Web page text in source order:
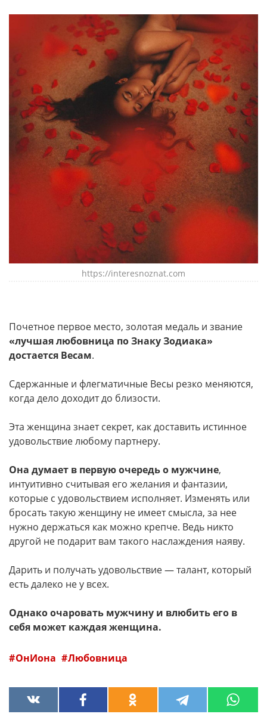
https://interesnoznat.com
Почетное первое место, золотая медаль и звание
«лучшая любовница по Знаку Зодиака»
достается Весам.
Сдержанные и флегматичные Весы резко меняются,
когда дело доходит до близости.
Эта женщина знает секрет, как доставить истинное
удовольствие любому партнеру.
Она думает в первую очередь о мужчине,
интуитивно считывая его желания и фантазии,
которые с удовольствием исполняет. Изменять или
бросать такую женщину не имеет смысла, за нее
нужно держаться как можно крепче. Ведь никто
другой не подарит вам такого наслаждения наяву.
Дарить и получать удовольствие — талант, который
есть далеко не у всех.
Однако очаровать мужчину и влюбить его в
себя может каждая женщина.
ОнИона Любовница